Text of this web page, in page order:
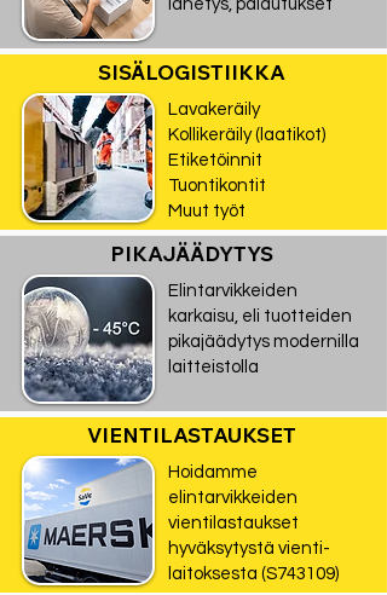
lähetys, palautukset
SISÄLOGISTIIKKA
Lavakeräily
Kollikeräily (laatikot)
Etiketöinnit
Tuontikontit
Muut työt
PIKAJÄÄDYTYS
Elintarvikkeiden
karkaisu, eli tuotteiden
pikajäädytys modernilla
laitteistolla
VIENTILASTAUKSET
Hoidamme
elintarvikkeiden
vientilastaukset
hyväksytystä vienti-
laitoksesta (S743109)